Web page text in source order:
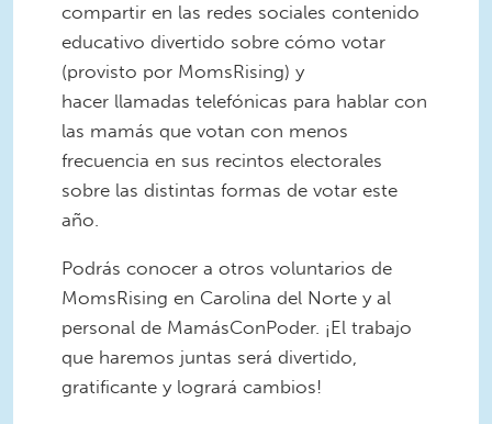
compartir en las redes sociales contenido
educativo divertido sobre cómo votar
(provisto por MomsRising) y
hacer llamadas telefónicas para hablar con
las mamás que votan con menos
frecuencia en sus recintos electorales
sobre las distintas formas de votar este
año.
Podrás conocer a otros voluntarios de
MomsRising en Carolina del Norte y al
personal de MamásConPoder. ¡El trabajo
que haremos juntas será divertido,
gratificante y logrará cambios!